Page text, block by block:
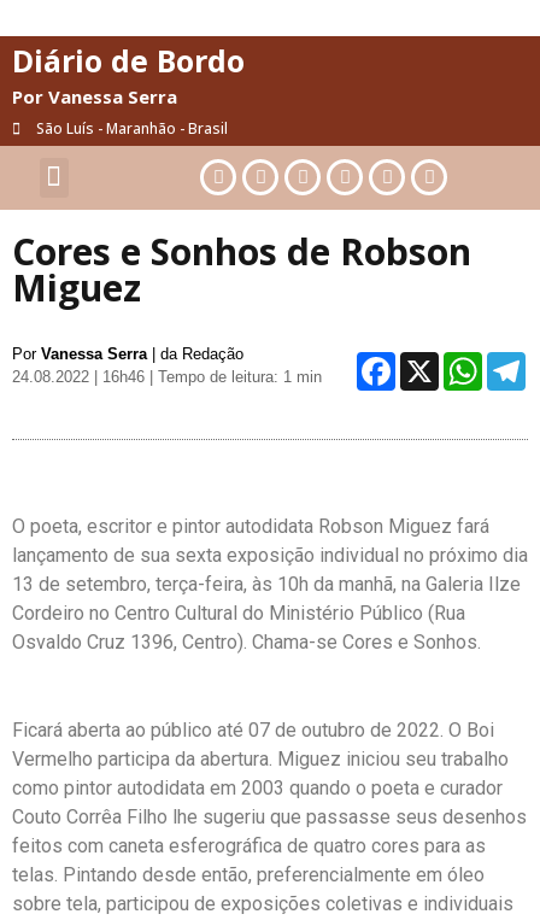
Diário de Bordo
Por Vanessa Serra
São Luís - Maranhão - Brasil
Cores e Sonhos de Robson
Miguez
Por Vanessa Serra | da Redação
24.08.2022 | 16h46
| Tempo de leitura: 1 min X
O poeta, escritor e pintor autodidata Robson Miguez fará
lançamento de sua sexta exposição individual no próximo dia
13 de setembro, terça-feira, às 10h da manhã, na Galeria Ilze
Cordeiro no Centro Cultural do Ministério Público (Rua
Osvaldo Cruz 1396, Centro). Chama-se Cores e Sonhos.
Ficará aberta ao público até 07 de outubro de 2022. O Boi
Vermelho participa da abertura. Miguez iniciou seu trabalho
como pintor autodidata em 2003 quando o poeta e curador
Couto Corrêa Filho lhe sugeriu que passasse seus desenhos
feitos com caneta esferográfica de quatro cores para as
telas. Pintando desde então, preferencialmente em óleo
sobre tela, participou de exposições coletivas e individuais